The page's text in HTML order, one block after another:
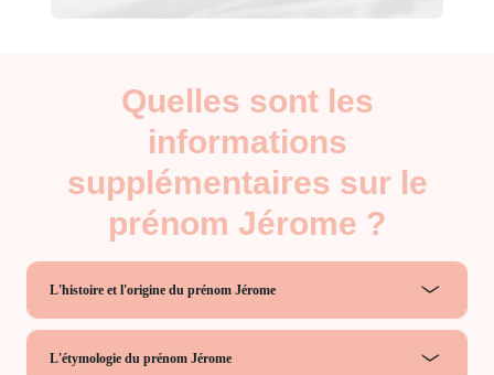
Quelles sont les
informations
supplémentaires sur le
prénom Jérome ?
L'histoire et l'origine du prénom Jérome
L'étymologie du prénom Jérome